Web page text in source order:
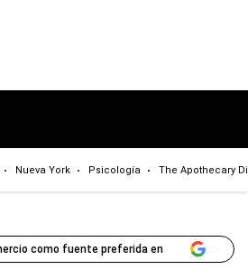
Nueva York Psicología The Apothecary
como fuente preferida en